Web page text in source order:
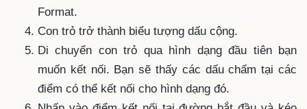
Format.
Con trỏ trở thành biểu tượng dấu cộng.
Di chuyển con trỏ qua hình dạng đầu tiên bạn
muốn kết nối. Bạn sẽ thấy các dấu chấm tại các
điểm có thể kết nối cho hình dạng đó.